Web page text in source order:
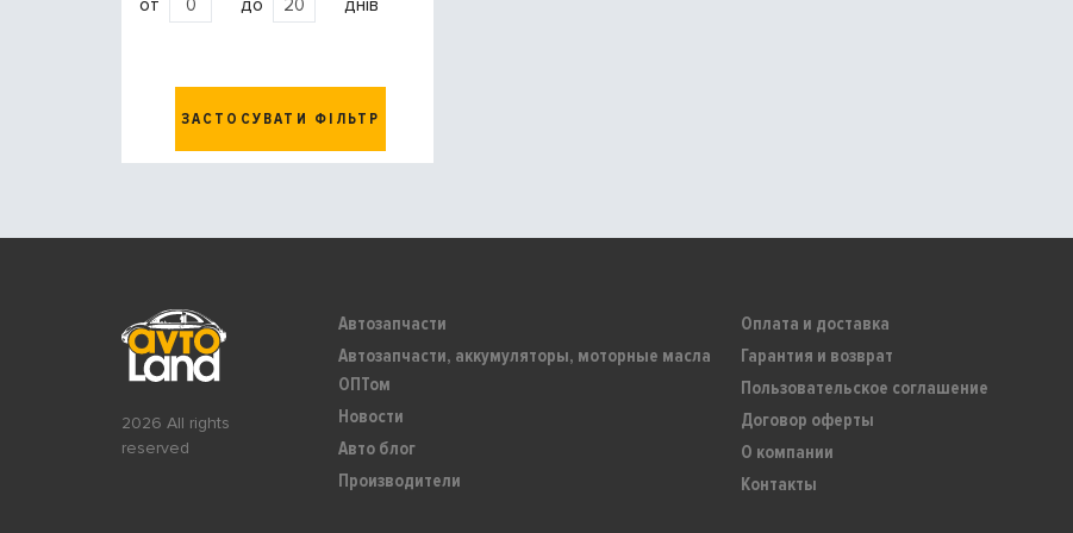
ЗАСТОСУВАТИ ФІЛЬТР
2026 All rights
reserved
Автозапчасти
Автозапчасти, аккумуляторы, моторные масла
ОПТом
Новости
Авто блог
Производители
Оплата и доставка
Гарантия и возврат
Пользовательское соглашение
Договор оферты
О компании
Контакты